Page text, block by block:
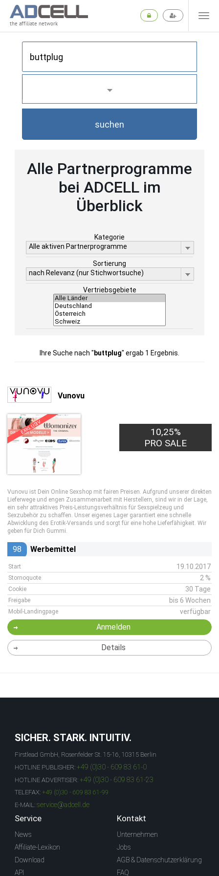
the affiliate network
suchen
Alle Partnerprogramme
bei ADCELL im
Überblick
Kategorie
Alle aktiven Partnerprogramme
Sortierung
nach Relevanz (nur Stichwortsuche)
Vertriebsgebiete
Ihre Suche nach " buttplug" ergab 1 Ergebnis.
Vunovu
EXKLUSIV
10,25%
PRO SALE
Vunovu ist Dein Online Sexshop mit fairen Preisen. Aufgrund unserer direkten
Lieferwege und engen Zusammenarbeit mit Herstellern, sind wir in der Lage,
ein sehr attraktives Preis-Leistungsverhältnis für Sexspielzeug und
Sexzubehör zu schaffen. Unser eigenes Lager garantiert eine schnelle
Abwicklung des Erotik-Versands und sorgt für eine hohe Lieferfähigkeit. Wir
geben für Dich Gummi.
98 Werbemittel
Start 19.10.2017
Stornoquote 2 %
Cookie 30 Tage
Freigabe bis 6 Wochen
Mobil-Landingpage verfügbar
Anmelden
Details
SICHER. STARK. INTUITIV.
Firstlead GmbH, Rosenfelder St. 15-16, 10315 Berlin
HOTLINE PUBLISHER: +49 (0)30 - 609 83 61-0
HOTLINE ADVERTISER: +49 (0)30 - 609 83 61-23
TELEFAX: +49 (0)30 - 609 83 61-99
E-MAIL: service@adcell.de
Service
News
Affiliate-Lexikon
Download
API
Kontakt
Unternehmen
Jobs
AGB & Datenschutzerklärung
FAQ